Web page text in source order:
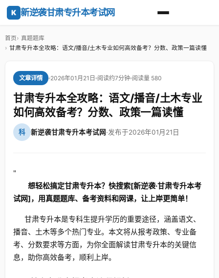
K 新逆袭甘肃专升本考试网
首页
真题题库
甘肃专升本全攻略：语文/播音/土木专业如何高效备考？分数、政策一篇读懂
文章详情 2026年01月21日 阅读约7分钟 阅读量 580
甘肃专升本全攻略：语文/播音/土木专业
如何高效备考？分数、政策一篇读懂
科 新逆袭甘肃专升本考试网·发布于2026年01月21日
"
想轻松搞定甘肃专升本？快搜索[新逆袭·甘肃专升本考
试网]，用真题题库、备考资料和网课，让上岸更简单！
甘肃专升本是专科生提升学历的重要途径，涵盖语文、
播音、土木等多个热门专业。本文将从报考政策、专业备
考、分数要求等方面，为你全面解读甘肃专升本的关键信
息，助你高效备考，顺利上岸。